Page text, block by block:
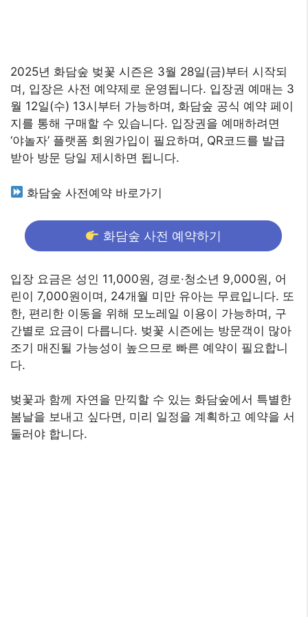
2025년 화담숲 벚꽃 시즌은 3월 28일(금)부터 시작되
며, 입장은 사전 예약제로 운영됩니다. 입장권 예매는 3
월 12일(수) 13시부터 가능하며, 화담숲 공식 예약 페이
지를 통해 구매할 수 있습니다. 입장권을 예매하려면
‘야놀자’ 플랫폼 회원가입이 필요하며, QR코드를 발급
받아 방문 당일 제시하면 됩니다.
화담숲 사전예약 바로가기
화담숲 사전 예약하기
입장 요금은 성인 11,000원, 경로·청소년 9,000원, 어
린이 7,000원이며, 24개월 미만 유아는 무료입니다. 또
한, 편리한 이동을 위해 모노레일 이용이 가능하며, 구
간별로 요금이 다릅니다. 벚꽃 시즌에는 방문객이 많아
조기 매진될 가능성이 높으므로 빠른 예약이 필요합니
다.
벚꽃과 함께 자연을 만끽할 수 있는 화담숲에서 특별한
봄날을 보내고 싶다면, 미리 일정을 계획하고 예약을 서
둘러야 합니다.